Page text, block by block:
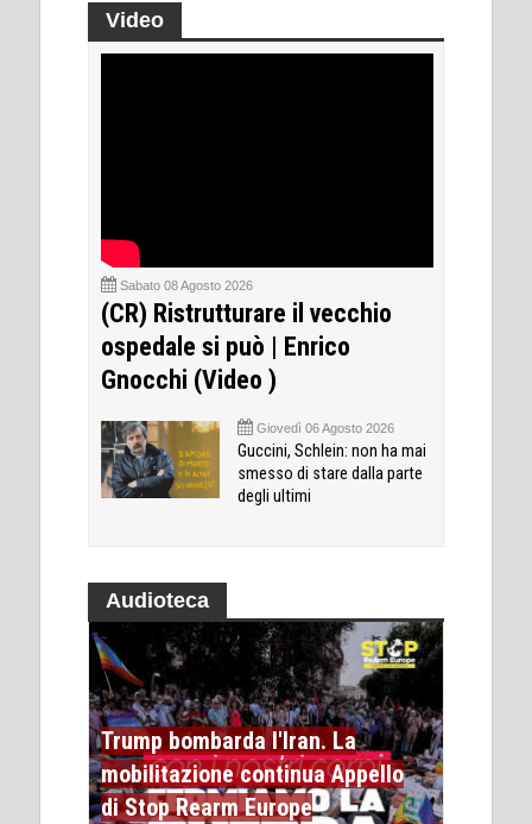
Video
Sabato 08 Agosto 2026
(CR) Ristrutturare il vecchio
ospedale si può | Enrico
Gnocchi (Video )
Giovedì 06 Agosto 2026
Guccini, Schlein: non ha mai
smesso di stare dalla parte
degli ultimi
Audioteca
Trump bombarda l'Iran. La
mobilitazione continua Appello
di Stop Rearm Europe